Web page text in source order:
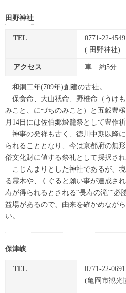
田野神社
TEL
0771-22-4549
( 田野神社)
アクセス 車 約5分
和銅二年(709年)創建の古社。
保食命、大山祇命、野椎命（うけ
みこと、にづちのみこと）と五穀豊
月14日には佐伯郷燈籠祭として豊作
神事の発祥も古く、徳川中期以降
られることとなり、今は京都府の無
俗文化財に値する祭礼として採択され
こじんまりとした神社であるが、
る霊木や、くぐると願い事が達成さ
寿が得られるとされる“長寿の滝”“必
益場があるので、由来を確かめなが
い。
保津峡
TEL
0771-22-0691
(亀岡市観光